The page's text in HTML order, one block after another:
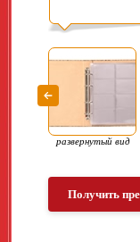
развернутый вид
Получить